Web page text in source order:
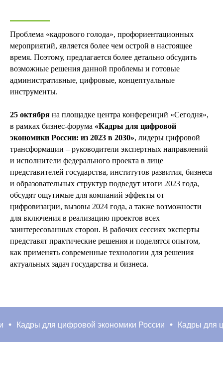
Проблема «кадрового голода», профориентационных
мероприятий, является более чем острой в настоящее
время. Поэтому, предлагается более детально обсудить
возможные решения данной проблемы и готовые
административные, цифровые, концептуальные
инструменты.
25 октября на площадке центра конференций «Сегодня»,
в рамках бизнес-форума «Кадры для цифровой
экономики России: из 2023 в 2030», лидеры цифровой
трансформации – руководители экспертных направлений
и исполнители федерального проекта в лице
представителей государства, институтов развития, бизнеса
и образовательных структур подведут итоги 2023 года,
обсудят ощутимые для компаний эффекты от
цифровизации, вызовы 2024 года, а также возможности
для включения в реализацию проектов всех
заинтересованных сторон. В рабочих сессиях эксперты
представят практические решения и поделятся опытом,
как применять современные технологии для решения
актуальных задач государства и бизнеса.
Кадры для цифровой экономики России Кадры для